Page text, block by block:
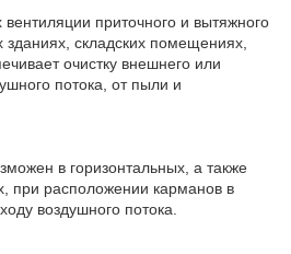
вентиляции приточного и вытяжного
зданиях, складских помещениях,
очистку внешнего или
потока, от пыли и
в горизонтальных, а также
при расположении карманов в
воздушного потока.